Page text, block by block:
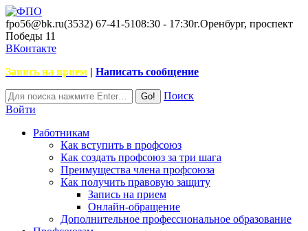
fpo56@bk.ru(3532) 67-41-5108:30 - 17:30г.Оренбург, проспект
Победы 11
ВКонтакте
Запись на прием | Написать сообщение
Поиск
Войти
Работникам
Как вступить в профсоюз
Как создать профсоюз за три шага
Преимущества члена профсоюза
Как получить правовую защиту
Запись на прием
Онлайн-обращение
Дополнительное профессиональное образование